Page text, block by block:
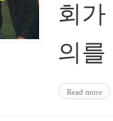
회
의를
Read more